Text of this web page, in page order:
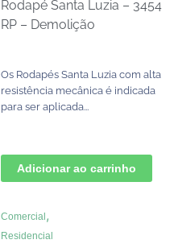
Rodapé Santa Luzia – 3454
RP – Demolição
Os Rodapés Santa Luzia com alta
resistência mecânica é indicada
para ser aplicada...
Adicionar ao carrinho
Comercial,
Residencial